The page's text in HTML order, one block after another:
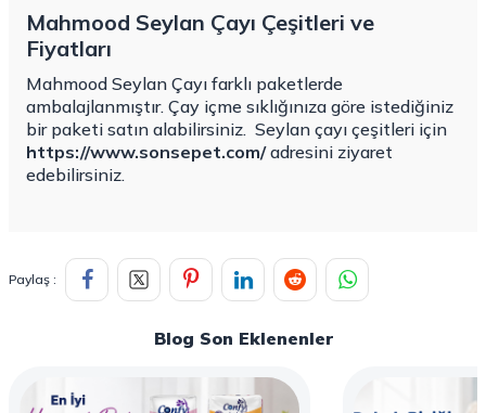
Mahmood Seylan Çayı Çeşitleri ve
Fiyatları
Mahmood Seylan Çayı farklı paketlerde
ambalajlanmıştır. Çay içme sıklığınıza göre istediğiniz
bir paketi satın alabilirsiniz. Seylan çayı çeşitleri için
https://www.sonsepet.com/adresini ziyaret
edebilirsiniz.
Paylaş :
Blog Son Eklenenler